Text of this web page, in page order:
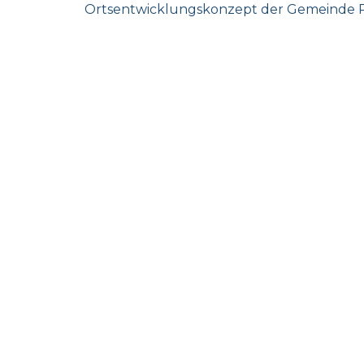
Ortsentwicklungskonzept der Gemeinde